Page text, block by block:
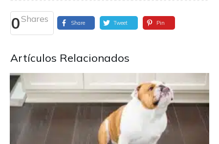
0Shares Share Tweet Pin
Artículos Relacionados